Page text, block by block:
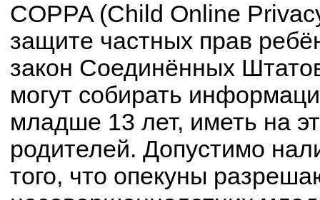
COPPA (Child Online
защите частных прав
закон Соединённых
могут собирать
младше 13 лет, иметь на
родителей. Допустимо
того, что опекуны